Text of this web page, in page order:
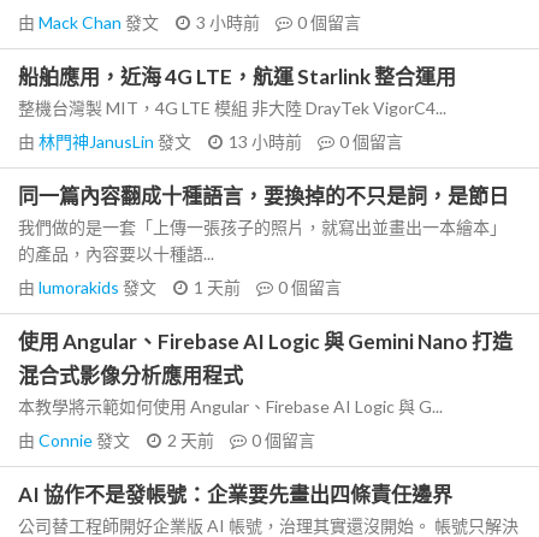
由 Mack Chan 發文 3 小時前 0個留言
船舶應用，近海 4G LTE，航運 Starlink 整合運用
整機台灣製 MIT，4G LTE 模組 非大陸 DrayTek VigorC4...
由 林門神JanusLin 發文 13 小時前 0個留言
同一篇內容翻成十種語言，要換掉的不只是詞，是節日
我們做的是一套「上傳一張孩子的照片，就寫出並畫出一本繪本」
的產品，內容要以十種語...
由 lumorakids 發文 1 天前 0個留言
使用 Angular、Firebase AI Logic 與 Gemini Nano 打造
混合式影像分析應用程式
本教學將示範如何使用 Angular、Firebase AI Logic 與 G...
由 Connie發文 2 天前 0個留言
AI 協作不是發帳號：企業要先畫出四條責任邊界
公司替工程師開好企業版 AI 帳號，治理其實還沒開始。 帳號只解決